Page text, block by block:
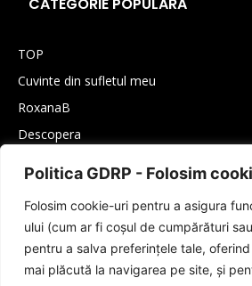
Politica GDRP - Folosim
Folosim cookie-uri pentru a asigura
ului (cum ar fi coșul de cumpărături
pentru a salva preferințele tale,
mai plăcută la navigarea pe site, și
TOP
Cuvinte din sufletul meu
RoxanaB
Descopera
Lifestyle
Cultura generala
Autori